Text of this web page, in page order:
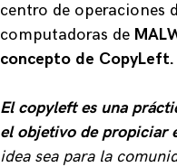
centro de operaciones
computadoras de
concepto de CopyLeft.
El copyleft es una
el objetivo de propiciar
idea sea para la